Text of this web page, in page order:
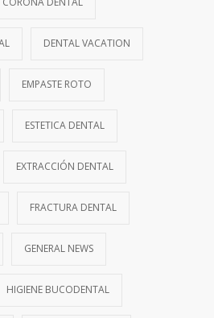
DENTAL VACATION
EMPASTE ROTO
ESTETICA DENTAL
EXTRACCIÓN DENTAL
FRACTURA DENTAL
GENERAL NEWS
HIGIENE BUCODENTAL